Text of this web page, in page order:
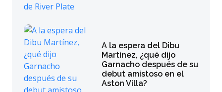
A la espera del Dibu
Martínez, ¿qué dijo
Garnacho después de su
debut amistoso en el
Aston Villa?